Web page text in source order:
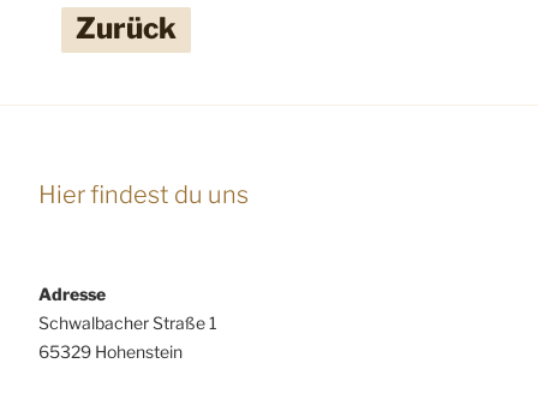
Zurück
Hier findest du uns
Adresse
Schwalbacher Straße 1
65329 Hohenstein